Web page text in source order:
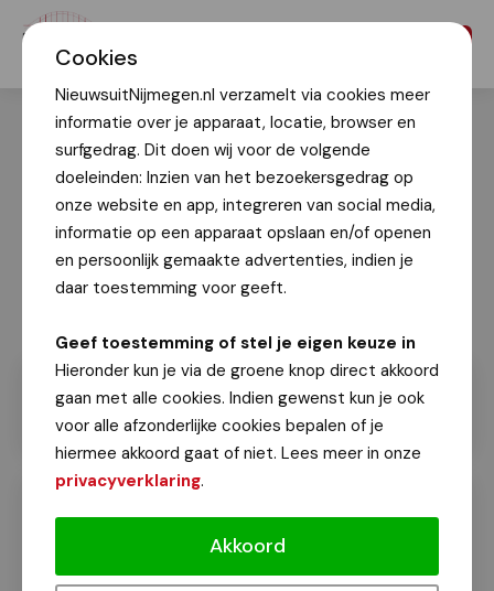
Cookies
NieuwsuitNijmegen.nl verzamelt via cookies meer
informatie over je apparaat, locatie, browser en
surfgedrag. Dit doen wij voor de volgende
doeleinden: Inzien van het bezoekersgedrag op
onze website en app, integreren van social media,
informatie op een apparaat opslaan en/of openen
en persoonlijk gemaakte advertenties, indien je
daar toestemming voor geeft.
Geef toestemming of stel je eigen keuze in
Hieronder kun je via de groene knop direct akkoord
gaan met alle cookies. Indien gewenst kun je ook
voor alle afzonderlijke cookies bepalen of je
hiermee akkoord gaat of niet. Lees meer in onze
privacyverklaring.
Akkoord
'Art fallen from Heaven': Moderne
Balinese beeldhouwwerken bij OBG
Van onze redactie